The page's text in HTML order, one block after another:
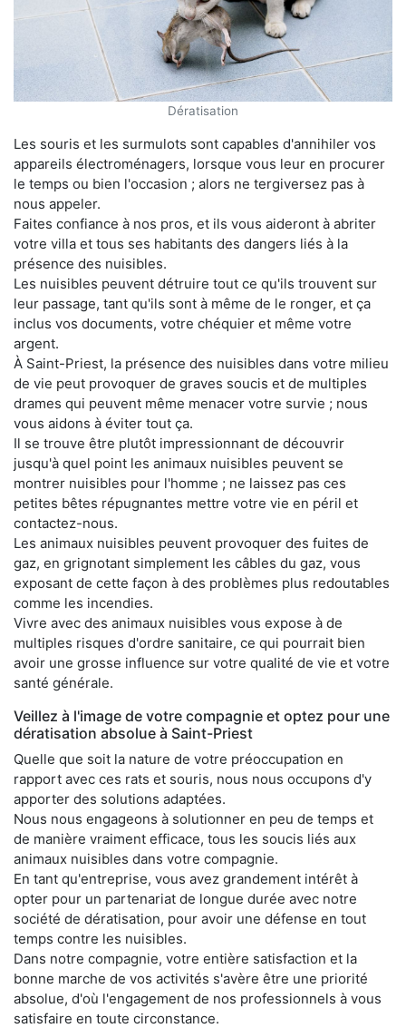
Dératisation
Les souris et les surmulots sont capables d'annihiler vos
appareils électroménagers, lorsque vous leur en procurer
le temps ou bien l'occasion ; alors ne tergiversez pas à
nous appeler.
Faites confiance à nos pros, et ils vous aideront à abriter
votre villa et tous ses habitants des dangers liés à la
présence des nuisibles.
Les nuisibles peuvent détruire tout ce qu'ils trouvent sur
leur passage, tant qu'ils sont à même de le ronger, et ça
inclus vos documents, votre chéquier et même votre
argent.
À Saint-Priest, la présence des nuisibles dans votre milieu
de vie peut provoquer de graves soucis et de multiples
drames qui peuvent même menacer votre survie ; nous
vous aidons à éviter tout ça.
Il se trouve être plutôt impressionnant de découvrir
jusqu'à quel point les animaux nuisibles peuvent se
montrer nuisibles pour l'homme ; ne laissez pas ces
petites bêtes répugnantes mettre votre vie en péril et
contactez-nous.
Les animaux nuisibles peuvent provoquer des fuites de
gaz, en grignotant simplement les câbles du gaz, vous
exposant de cette façon à des problèmes plus redoutables
comme les incendies.
Vivre avec des animaux nuisibles vous expose à de
multiples risques d'ordre sanitaire, ce qui pourrait bien
avoir une grosse influence sur votre qualité de vie et votre
santé générale.
Veillez à l'image de votre compagnie et optez pour une
dératisation absolue à Saint-Priest
Quelle que soit la nature de votre préoccupation en
rapport avec ces rats et souris, nous nous occupons d'y
apporter des solutions adaptées.
Nous nous engageons à solutionner en peu de temps et
de manière vraiment efficace, tous les soucis liés aux
animaux nuisibles dans votre compagnie.
En tant qu'entreprise, vous avez grandement intérêt à
opter pour un partenariat de longue durée avec notre
société de dératisation, pour avoir une défense en tout
temps contre les nuisibles.
Dans notre compagnie, votre entière satisfaction et la
bonne marche de vos activités s'avère être une priorité
absolue, d'où l'engagement de nos professionnels à vous
satisfaire en toute circonstance.